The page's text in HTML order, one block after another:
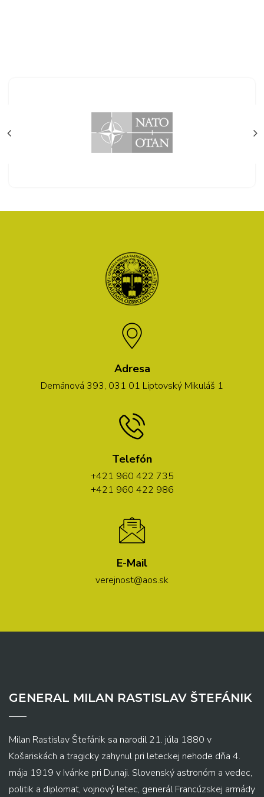
Adresa
Demänová 393, 031 01 Liptovský Mikuláš 1
Telefón
+421 960 422 735
+421 960 422 986
E-Mail
verejnost@aos.sk
GENERAL MILAN RASTISLAV ŠTEFÁNIK
Milan Rastislav Štefánik sa narodil 21. júla 1880 v
Košariskách a tragicky zahynul pri leteckej nehode dňa 4.
mája 1919 v Ivánke pri Dunaji. Slovenský astronóm a vedec,
politik a diplomat, vojnový letec, generál Francúzskej armády